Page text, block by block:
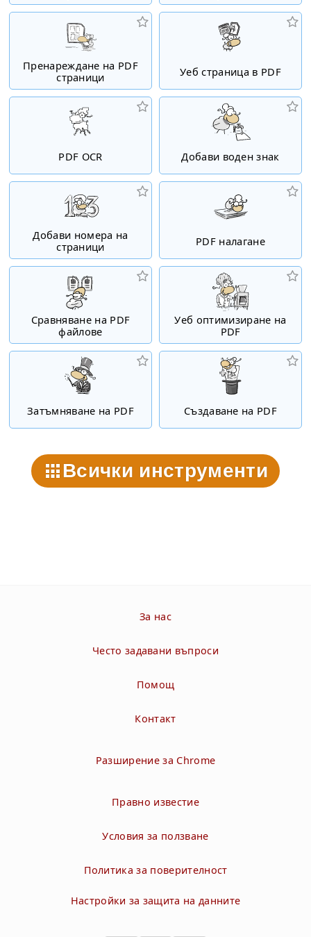
Пренареждане на PDF
страници
Уеб страница в PDF
PDF OCR Добави воден знак
Добави номера на
страници
PDF налагане
Сравняване на PDF
файлове
Уеб оптимизиране на
PDF
Затъмняване на PDF Създаване на PDF
Всички инструменти
За нас
Често задавани въпроси
Помощ
Контакт
Разширение за Chrome
Правно известие
Условия за ползване
Политика за поверителност
Настройки за защита на данните